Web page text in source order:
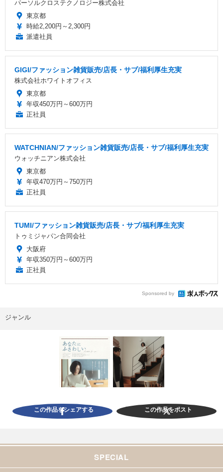
パーソルクロステクノロジー株式会社
東京都
時給2,200円～2,300円
派遣社員
GIGI/ファッション雑貨販売/店長・サブ/福利厚生充実
株式会社ホワイトオフィス
東京都
年収450万円～600万円
正社員
WATCHNIAN/ファッション雑貨販売/店長・サブ/福利厚生充実
ウォッチニアン株式会社
東京都
年収470万円～750万円
正社員
TUMI/ファッション雑貨販売/店長・サブ/福利厚生充実
トゥミジャパン合同会社
大阪府
年収350万円～600万円
正社員
Sponsored by
ジャンル
この作品をシェアする この作品をポスト
SPECIAL